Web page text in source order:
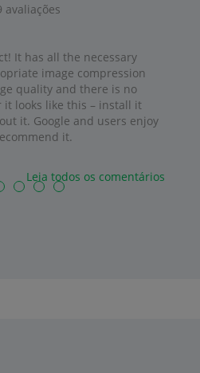
avaliações
It has all the necessary
image compression
quality and there is no
it looks like this – install it
it. Google and users enjoy
it.
Leia todos os comentários